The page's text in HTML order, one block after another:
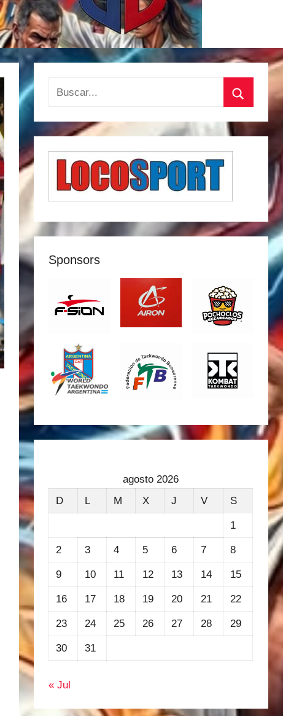
Buscar:
Buscar
Sponsors
agosto 2026
D
L M X J V S
1
2 3 4 5 6 7 8
9 10 11 12 13 14 15
16 17 18 19 20 21 22
23 24 25 26 27 28 29
30 31
« Jul